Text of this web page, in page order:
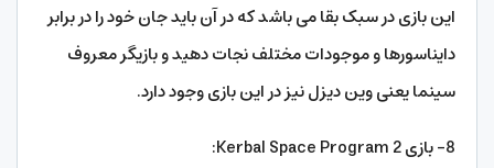
این بازی در سبک بقا می باشد که در آن باید جان خود را در برابر
دایناسورها و موجودات مختلف نجات دهید و بازیگر معروف
سینما یعنی وین دیزل نیز در این بازی وجود دارد.
8- بازی Kerbal Space Program 2: